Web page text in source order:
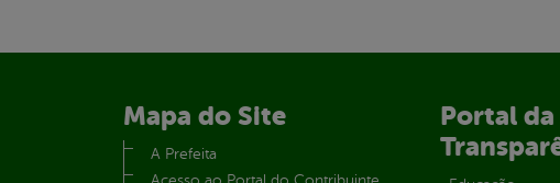
Mapa do Site
A Prefeita
Portal da